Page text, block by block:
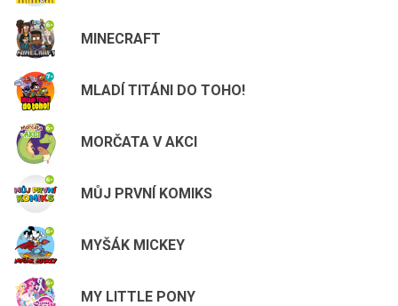
MINECRAFT
MLADÍ TITÁNI DO TOHO!
MORČATA V AKCI
MŮJ PRVNÍ KOMIKS
MYŠÁK MICKEY
MY LITTLE PONY